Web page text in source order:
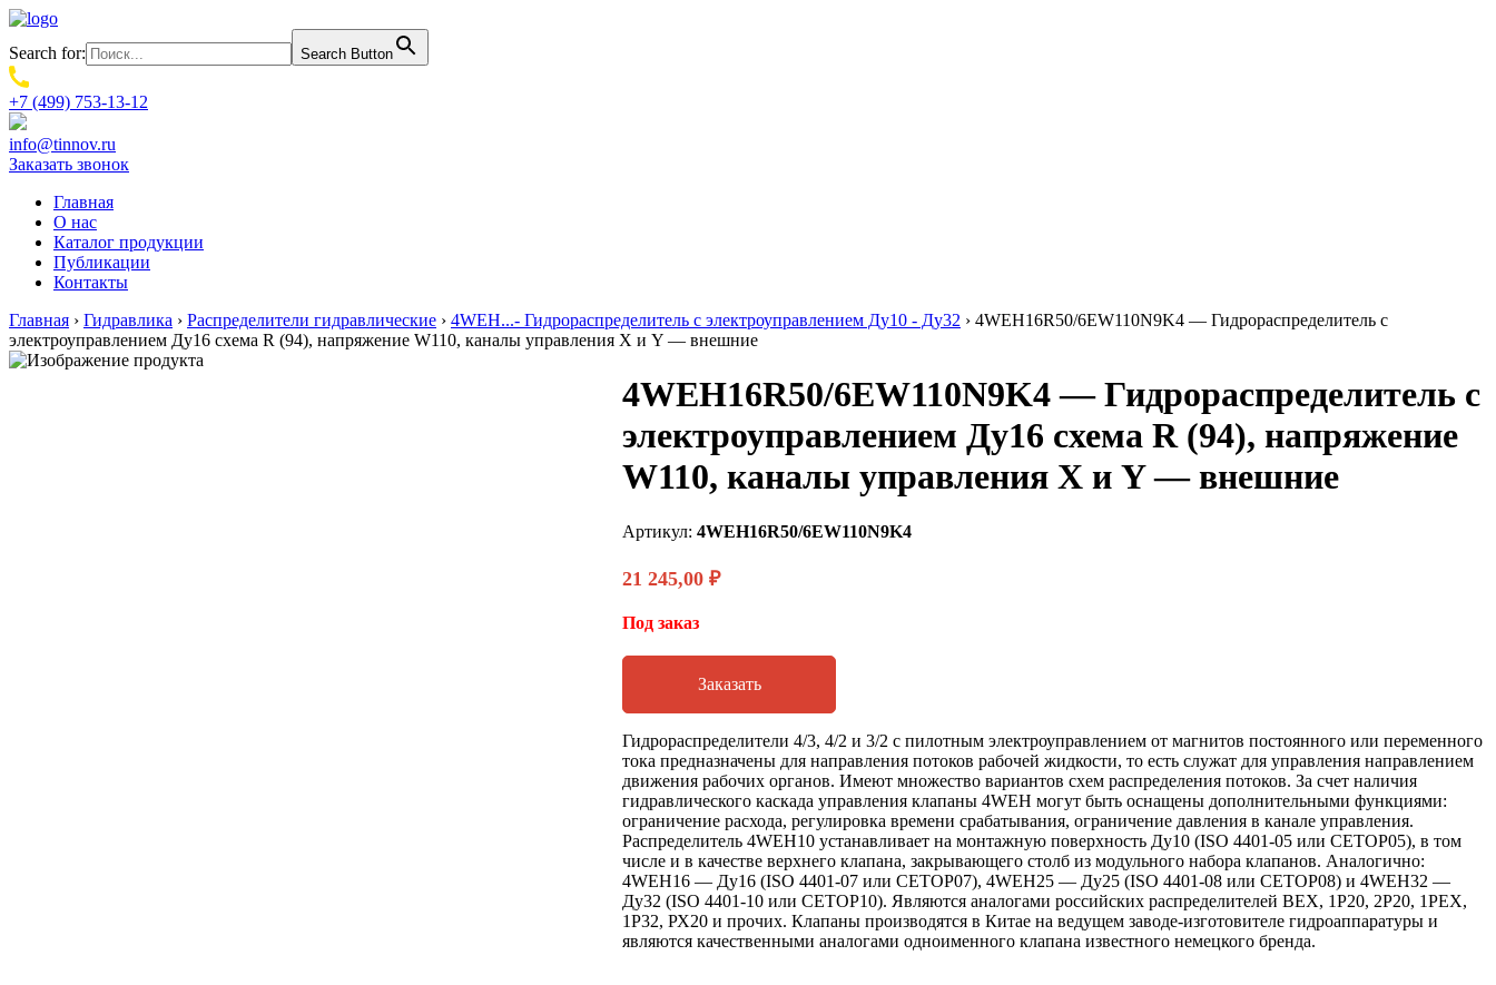
Search for: Search Button
+7 (499) 753-13-12
info@tinnov.ru
Заказать звонок
Главная
О нас
Каталог продукции
Публикации
Контакты
Главная › Гидравлика › Распределители гидравлические › 4WEH...- Гидрораспределитель с электроуправлением Ду10 - Ду32 › 4WEH16R50/6EW110N9K4 — Гидрораспределитель с
электроуправлением Ду16 схема R (94), напряжение W110, каналы управления X и Y — внешние
4WEH16R50/6EW110N9K4 — Гидрораспределитель с
электроуправлением Ду16 схема R (94), напряжение
W110, каналы управления X и Y — внешние
Артикул:4WEH16R50/6EW110N9K4
21 245,00₽
Под заказ
Заказать
Гидрораспределители 4/3, 4/2 и 3/2 с пилотным электроуправлением от магнитов постоянного или переменного
тока предназначены для направления потоков рабочей жидкости, то есть служат для управления направлением
движения рабочих органов. Имеют множество вариантов схем распределения потоков. За счет наличия
гидравлического каскада управления клапаны 4WEH могут быть оснащены дополнительными функциями:
ограничение расхода, регулировка времени срабатывания, ограничение давления в канале управления.
Распределитель 4WEH10 устанавливает на монтажную поверхность Ду10 (ISO 4401-05 или CETOP05), в том
числе и в качестве верхнего клапана, закрывающего столб из модульного набора клапанов. Аналогично:
4WEH16 — Ду16 (ISO 4401-07 или CETOP07), 4WEH25 — Ду25 (ISO 4401-08 или CETOP08) и 4WEH32 —
Ду32 (ISO 4401-10 или CETOP10). Являются аналогами российских распределителей ВЕХ, 1Р20, 2Р20, 1РЕХ,
1Р32, РХ20 и прочих. Клапаны производятся в Китае на ведущем заводе-изготовителе гидроаппаратуры и
являются качественными аналогами одноименного клапана известного немецкого бренда.